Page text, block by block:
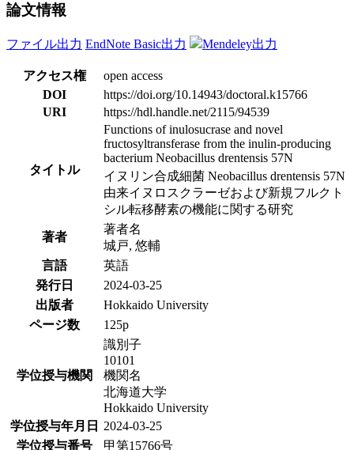
論文情報
ファイル出力 EndNote Basic出力 Mendeley出力
アクセス権
open access
DOI
https://doi.org/10.14943/doctoral.k15766
URI
https://hdl.handle.net/2115/94539
タイトル
Functions of inulosucrase and novel
fructosyltransferase from the inulin-producing
bacterium Neobacillus drentensis 57N
イヌリン合成細菌 Neobacillus drentensis 57N
由来イヌロスクラーゼおよび新規フルクト
シル転移酵素の機能に関する研究
著者
著者名
城戸, 悠輔
言語
英語
発行日
2024-03-25
出版者
Hokkaido University
ページ数
125p
学位授与機関
識別子
10101
機関名
北海道大学
Hokkaido University
学位授与年月日
2024-03-25
学位授与番号
甲第15766号